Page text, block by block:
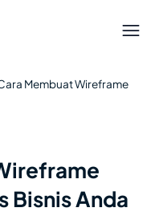
Membuat Wireframe
Bisnis Anda